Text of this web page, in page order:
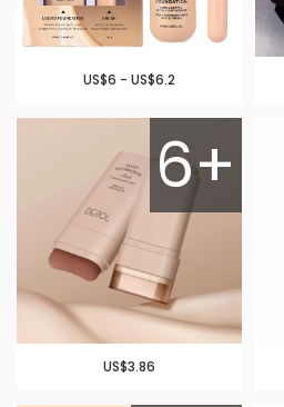
US$6 - US$6.2
6+
US$3.86